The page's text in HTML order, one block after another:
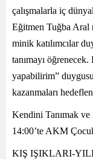
çalışmalarla iç
Eğitmen Tuğba Aral
minik katılımcılar
tanımayı
yapabilirim”
kazanmaları
Kendini Tanımak
14:00’te AKM
KIŞ IŞIKLARI-